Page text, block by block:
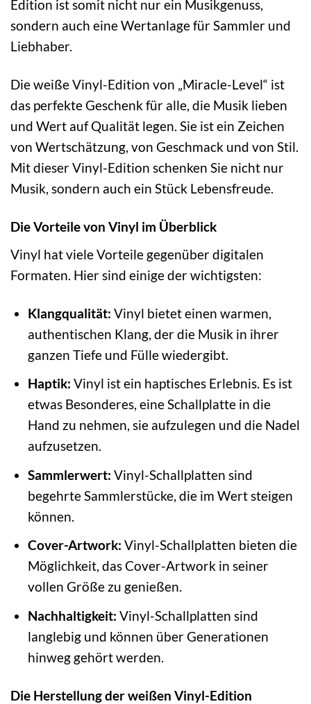
Edition ist somit nicht nur ein Musikgenuss,
sondern auch eine Wertanlage für Sammler und
Liebhaber.
Die weiße Vinyl-Edition von „Miracle-Level“ ist
das perfekte Geschenk für alle, die Musik lieben
und Wert auf Qualität legen. Sie ist ein Zeichen
von Wertschätzung, von Geschmack und von Stil.
Mit dieser Vinyl-Edition schenken Sie nicht nur
Musik, sondern auch ein Stück Lebensfreude.
Die Vorteile von Vinyl im Überblick
Vinyl hat viele Vorteile gegenüber digitalen
Formaten. Hier sind einige der wichtigsten:
Klangqualität: Vinyl bietet einen warmen,
authentischen Klang, der die Musik in ihrer
ganzen Tiefe und Fülle wiedergibt.
Haptik: Vinyl ist ein haptisches Erlebnis. Es ist
etwas Besonderes, eine Schallplatte in die
Hand zu nehmen, sie aufzulegen und die Nadel
aufzusetzen.
Sammlerwert: Vinyl-Schallplatten sind
begehrte Sammlerstücke, die im Wert steigen
können.
Cover-Artwork: Vinyl-Schallplatten bieten die
Möglichkeit, das Cover-Artwork in seiner
vollen Größe zu genießen.
Nachhaltigkeit: Vinyl-Schallplatten sind
langlebig und können über Generationen
hinweg gehört werden.
Die Herstellung der weißen Vinyl-Edition